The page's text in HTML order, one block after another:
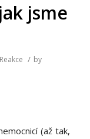
jsme
Reakce / by
(až tak,